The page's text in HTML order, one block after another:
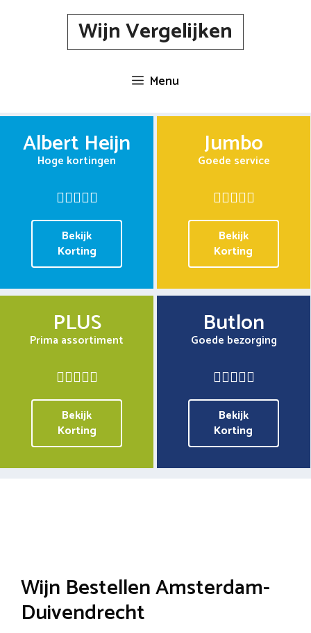
Wijn Vergelijken
Menu
Albert Heijn
Hoge kortingen
Bekijk
Korting
Jumbo
Goede service
Bekijk
Korting
PLUS
Prima assortiment
Bekijk
Korting
Butlon
Goede bezorging
Bekijk
Korting
Wijn Bestellen Amsterdam-
Duivendrecht